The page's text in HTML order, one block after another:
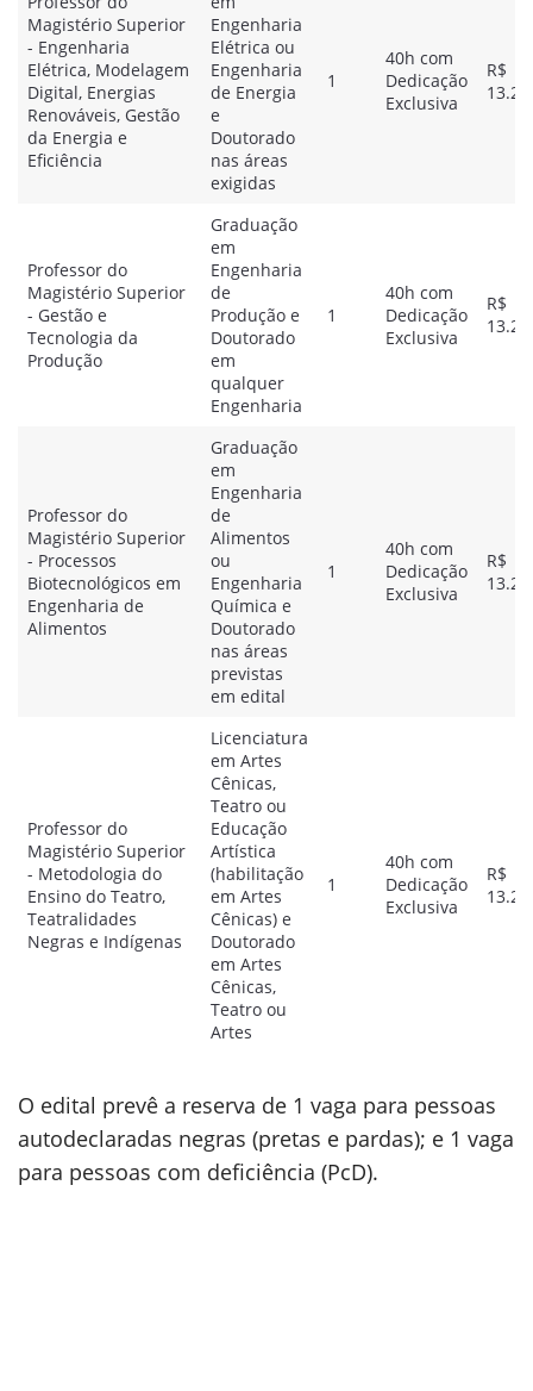
Magistério Superior
- Engenharia
Elétrica, Modelagem
Digital, Energias
Renováveis, Gestão
da Energia e
Eficiência
Engenharia
Elétrica ou
Engenharia
de Energia
e
Doutorado
nas áreas
exigidas
1
40h com
Dedicação
Exclusiva
R$
Professor do
Magistério Superior
- Gestão e
Tecnologia da
Produção
Graduação
em
Engenharia
de
Produção e
Doutorado
em
qualquer
Engenharia
1
40h com
Dedicação
Exclusiva
R$
Professor do
Magistério Superior
- Processos
Biotecnológicos em
Engenharia de
Alimentos
Graduação
em
Engenharia
de
Alimentos
ou
Engenharia
Química e
Doutorado
nas áreas
previstas
em edital
1
40h com
Dedicação
Exclusiva
R$
Professor do
Magistério Superior
- Metodologia do
Ensino do Teatro,
Teatralidades
Negras e Indígenas
Licenciatura
em Artes
Cênicas,
Teatro ou
Educação
Artística
(habilitação
em Artes
Cênicas) e
Doutorado
em Artes
Cênicas,
Teatro ou
Artes
1
40h com
Dedicação
Exclusiva
R$
O edital prevê a reserva de 1 vaga para pessoas
autodeclaradas negras (pretas e pardas); e 1 vaga
para pessoas com deficiência (PcD).